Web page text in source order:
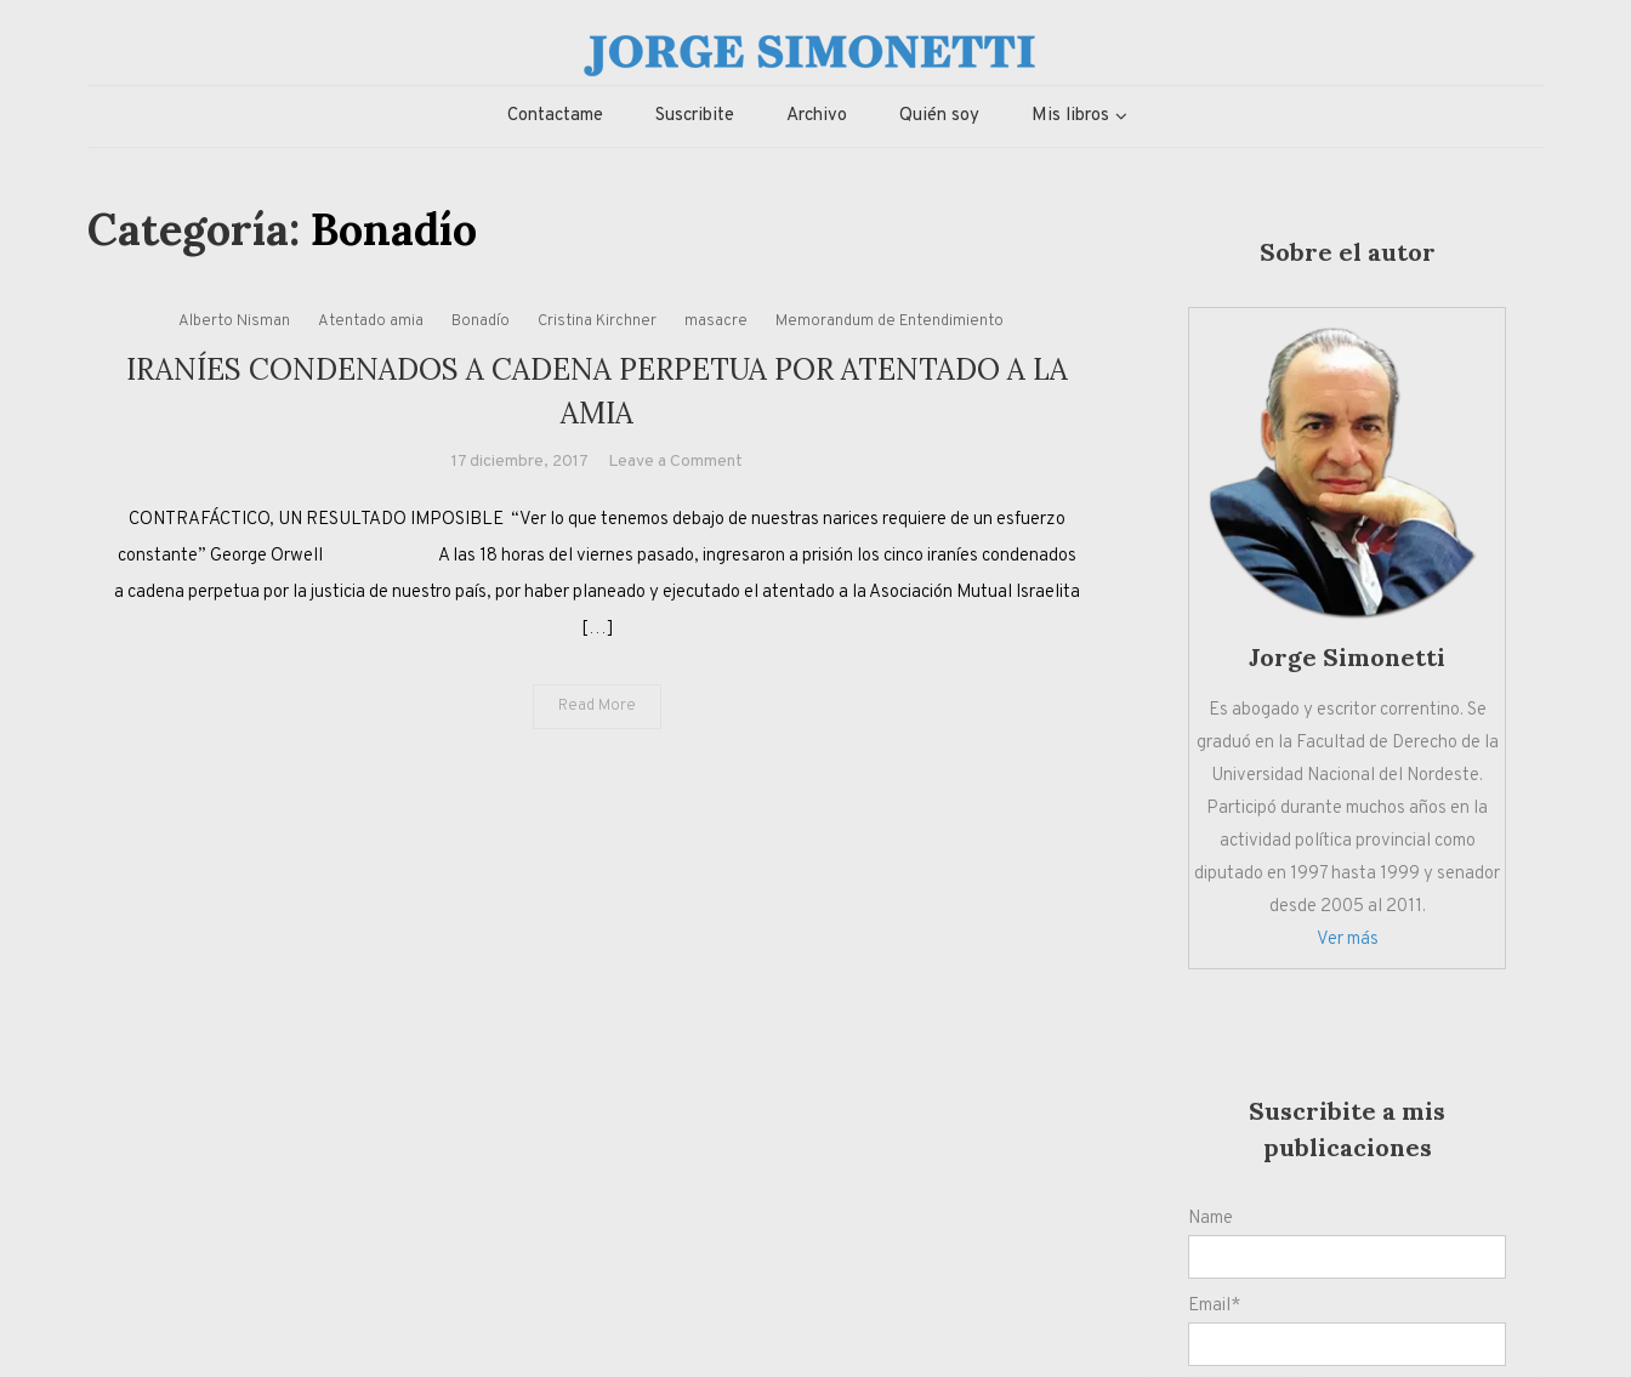
Jorge Eduardo Simonetti
Columna de opinión de doctor Jorge Simonetti sobre política, economia de Corrientes, Argentina y el Mundo
Contactame Suscribite Archivo Quién soy Mis libros
Categoría: Bonadío
Alberto Nisman Atentado amia Bonadío Cristina Kirchner masacre Memorandum de Entendimiento
IRANÍES CONDENADOS A CADENA PERPETUA POR ATENTADO A LA
AMIA
17 diciembre, 2017 Leave a Comment
CONDENADOS
A
CADENA
CONTRAFÁCTICO, UN RESULTADO IMPOSIBLE “Ver lo que tenemos debajo de nuestras narices requiere de un esfuerzo
constante” George Orwell A las 18 horas del viernes pasado, ingresaron a prisión los cinco iraníes condenados
a cadena perpetua por la justicia de nuestro país, por haber planeado y ejecutado el atentado a la Asociación Mutual Israelita
[…]
Read More
Sobre el autor
Jorge Simonetti
Es abogado y escritor correntino. Se
graduó en la Facultad de Derecho de la
Universidad Nacional del Nordeste.
Participó durante muchos años en la
actividad política provincial como
diputado en 1997 hasta 1999 y senador
desde 2005 al 2011.
Ver más
Suscribite a mis
publicaciones
Name
Email*